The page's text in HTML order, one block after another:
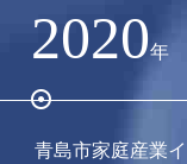
2020年
青島市家庭産業